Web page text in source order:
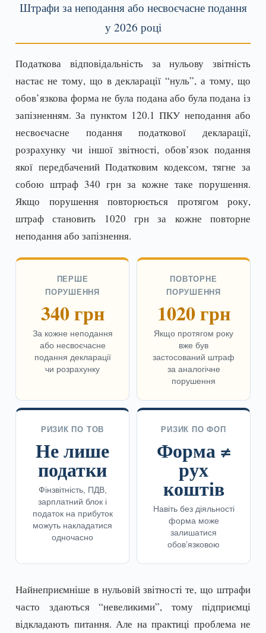
Штрафи за неподання або несвоєчасне подання
у 2026 році
Податкова відповідальність за нульову звітність
настає не тому, що в декларації “нуль”, а тому, що
обов’язкова форма не була подана або була подана із
запізненням. За пунктом 120.1 ПКУ неподання або
несвоєчасне подання податкової декларації,
розрахунку чи іншої звітності, обов’язок подання
якої передбачений Податковим кодексом, тягне за
собою штраф 340 грн за кожне таке порушення.
Якщо порушення повторюється протягом року,
штраф становить 1020 грн за кожне повторне
неподання або запізнення.
ПЕРШЕ
ПОРУШЕННЯ
340 грн
За кожне неподання
або несвоєчасне
подання декларації
чи розрахунку
ПОВТОРНЕ
ПОРУШЕННЯ
1020 грн
Якщо протягом року
вже був
застосований штраф
за аналогічне
порушення
РИЗИК ПО ТОВ
Не лише
податки
Фінзвітність, ПДВ,
зарплатний блок і
податок на прибуток
можуть накладатися
одночасно
РИЗИК ПО ФОП
Форма ≠
рух
коштів
Навіть без діяльності
форма може
залишатися
обов’язковою
Найнеприємніше в нульовій звітності те, що штрафи
часто здаються “невеликими”, тому підприємці
відкладають питання. Але на практиці проблема не